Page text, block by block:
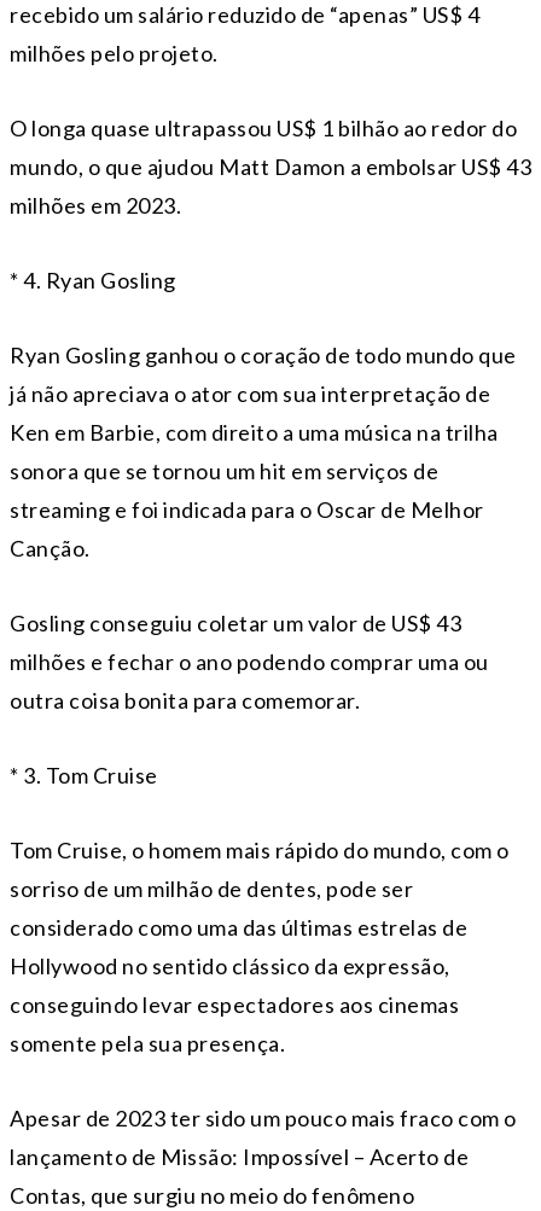
recebido um salário reduzido de “apenas” US$ 4
milhões pelo projeto.
O longa quase ultrapassou US$ 1 bilhão ao redor do
mundo, o que ajudou Matt Damon a embolsar US$ 43
milhões em 2023.
* 4. Ryan Gosling
Ryan Gosling ganhou o coração de todo mundo que
já não apreciava o ator com sua interpretação de
Ken em Barbie, com direito a uma música na trilha
sonora que se tornou um hit em serviços de
streaming e foi indicada para o Oscar de Melhor
Canção.
Gosling conseguiu coletar um valor de US$ 43
milhões e fechar o ano podendo comprar uma ou
outra coisa bonita para comemorar.
* 3. Tom Cruise
Tom Cruise, o homem mais rápido do mundo, com o
sorriso de um milhão de dentes, pode ser
considerado como uma das últimas estrelas de
Hollywood no sentido clássico da expressão,
conseguindo levar espectadores aos cinemas
somente pela sua presença.
Apesar de 2023 ter sido um pouco mais fraco com o
lançamento de Missão: Impossível – Acerto de
Contas, que surgiu no meio do fenômeno